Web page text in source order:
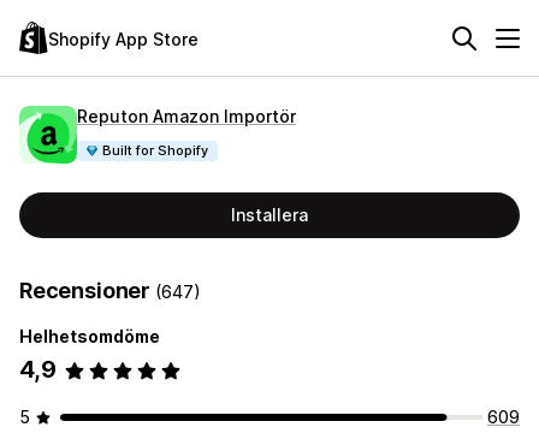
Shopify App Store
Reputon Amazon Importör
Built for Shopify
Installera
Recensioner (647)
Helhetsomdöme
4,9
5
609